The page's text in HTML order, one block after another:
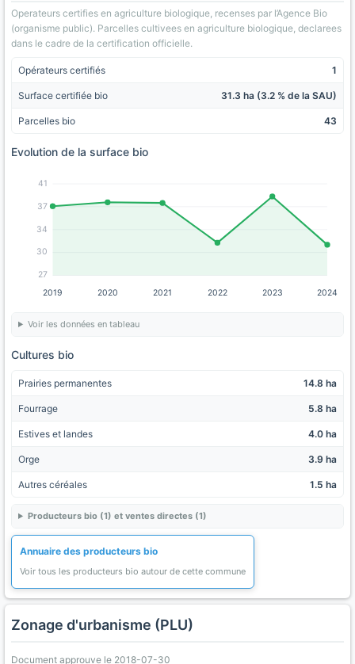
Operateurs certifies en agriculture biologique, recenses par l’Agence Bio
(organisme public). Parcelles cultivees en agriculture biologique, declarees
dans le cadre de la certification officielle.
Opérateurs certifiés 1
Surface certifiée bio 31.3 ha (3.2 % de la SAU)
Parcelles bio 43
Evolution de la surface bio
27
30
34
37
41
2019 2020 2021 2022 2023 2024
Voir les données en tableau
Cultures bio
Prairies permanentes 14.8 ha
Fourrage 5.8 ha
Estives et landes 4.0 ha
Orge 3.9 ha
Autres céréales 1.5 ha
Producteurs bio (1) et ventes directes (1)
Annuaire des producteurs bio
Voir tous les producteurs bio autour de cette commune
Zonage d'urbanisme (PLU)
Document approuve le 2018-07-30